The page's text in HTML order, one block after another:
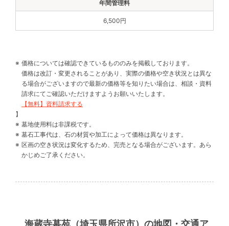
6,500円
価格については確認できているもののみを掲載しております。
価格は改訂・変更されることがあり、実際の価格や空き状況とは異な
る場合がございますので最新の価格等を知りたい場合は、相談・資料
請求にてご確認いただけますようお願いいたします。
【無料】資料請求する
】
墓地使用料は非課税です。
墓石工事代は、石の材質や加工によって価格は異なります。
区画の空き状況は変化するため、完売となる場合がございます。あら
かじめご了承ください。
海蔵寺墓苑（埼玉県所沢市）の地図・交通ア